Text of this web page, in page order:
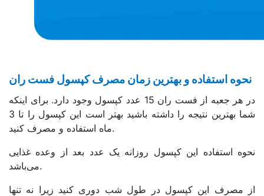
نحوه استفاده و بهترین زمان مصرف کپسول فست ران
در هر جعبه از فست ران 15 عدد کپسول وجود دارد. برای اینکه
شما بهترین نتیجه را داشته باشید بهتر است این کپسول را تا 3
ماه استفاده و مصرف کنید.
نحوه استفاده این کپسول روزانه یک عدد بعد از وعده غذایی
می‌باشد.
از مصرف این کپسول در طول شب دوری کنید زیرا نه تنها